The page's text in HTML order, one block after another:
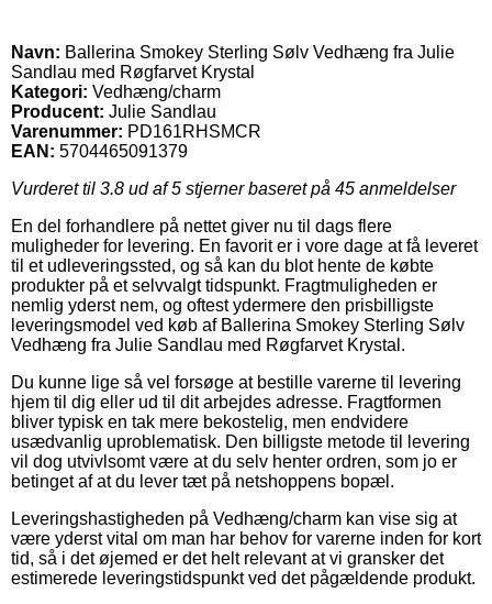
Navn: Ballerina Smokey Sterling Sølv Vedhæng fra Julie
Sandlau med Røgfarvet Krystal
Kategori: Vedhæng/charm
Producent: Julie Sandlau
Varenummer: PD161RHSMCR
EAN: 5704465091379
Vurderet til 3.8 ud af 5 stjerner baseret på 45 anmeldelser
En del forhandlere på nettet giver nu til dags flere
muligheder for levering. En favorit er i vore dage at få leveret
til et udleveringssted, og så kan du blot hente de købte
produkter på et selvvalgt tidspunkt. Fragtmuligheden er
nemlig yderst nem, og oftest ydermere den prisbilligste
leveringsmodel ved køb af Ballerina Smokey Sterling Sølv
Vedhæng fra Julie Sandlau med Røgfarvet Krystal.
Du kunne lige så vel forsøge at bestille varerne til levering
hjem til dig eller ud til dit arbejdes adresse. Fragtformen
bliver typisk en tak mere bekostelig, men endvidere
usædvanlig uproblematisk. Den billigste metode til levering
vil dog utvivlsomt være at du selv henter ordren, som jo er
betinget af at du lever tæt på netshoppens bopæl.
Leveringshastigheden på Vedhæng/charm kan vise sig at
være yderst vital om man har behov for varerne inden for kort
tid, så i det øjemed er det helt relevant at vi gransker det
estimerede leveringstidspunkt ved det pågældende produkt.